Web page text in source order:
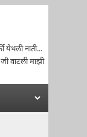
येथली नाती...
वाटली माझी